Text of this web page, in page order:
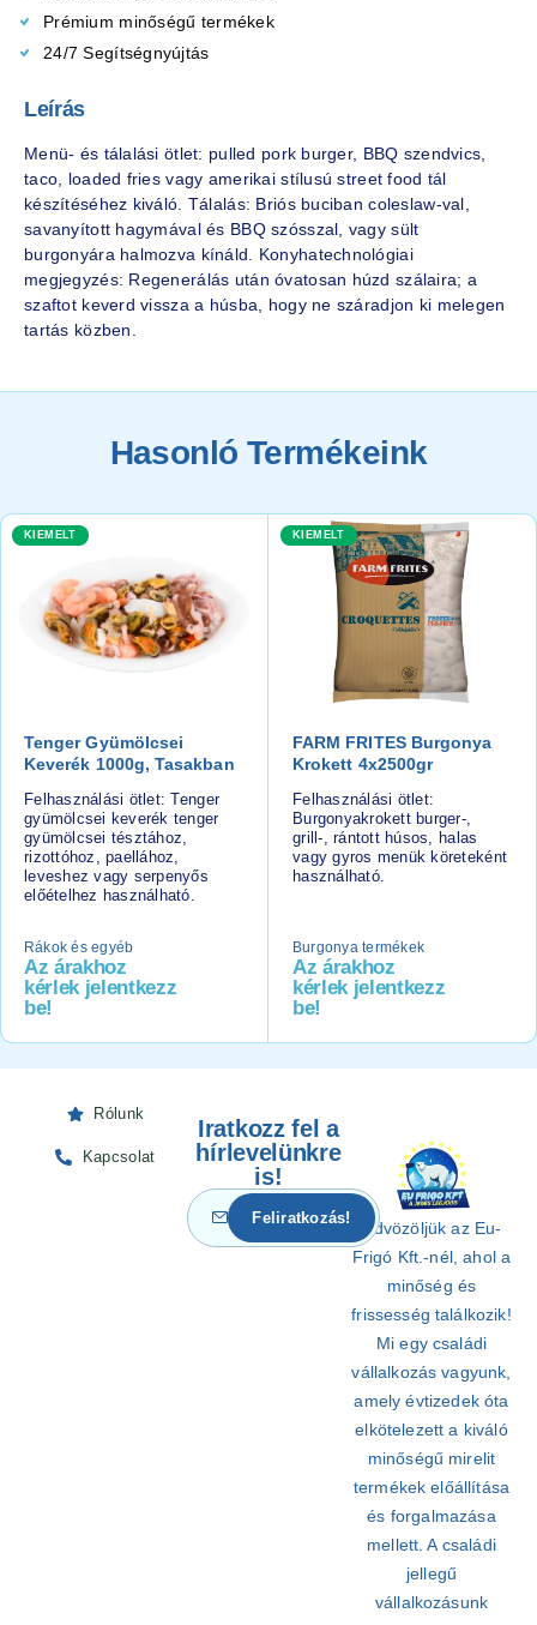
Prémium minőségű termékek
24/7 Segítségnyújtás
Leírás
Menü- és tálalási ötlet: pulled pork burger, BBQ szendvics,
taco, loaded fries vagy amerikai stílusú street food tál
készítéséhez kiváló. Tálalás: Briós buciban coleslaw-val,
savanyított hagymával és BBQ szósszal, vagy sült
burgonyára halmozva kínáld. Konyhatechnológiai
megjegyzés: Regenerálás után óvatosan húzd szálaira; a
szaftot keverd vissza a húsba, hogy ne száradjon ki melegen
tartás közben.
Hasonló Termékeink
KIEMELT
Tenger Gyümölcsei
Keverék 1000g, Tasakban
Felhasználási ötlet: Tenger
gyümölcsei keverék tenger
gyümölcsei tésztához,
rizottóhoz, paellához,
leveshez vagy serpenyős
előételhez használható.
Rákok és egyéb
Az árakhoz
kérlek jelentkezz
be!
KIEMELT
FARM FRITES Burgonya
Krokett 4x2500gr
Felhasználási ötlet:
Burgonyakrokett burger-,
grill-, rántott húsos, halas
vagy gyros menük köreteként
használható.
Burgonya termékek
Az árakhoz
kérlek jelentkezz
be!
Rólunk
Kapcsolat
Üdvözöljük az Eu-
Frigó Kft.-nél, ahol a
minőség és
frissesség találkozik!
Mi egy családi
vállalkozás vagyunk,
amely évtizedek óta
elkötelezett a kiváló
minőségű mirelit
termékek előállítása
és forgalmazása
mellett. A családi
jellegű
vállalkozásunk
Iratkozz fel a
hírlevelünkre
is!